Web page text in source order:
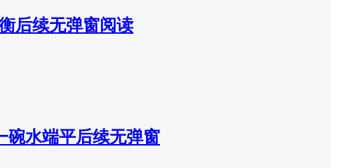
后续无弹窗阅读
碗水端平后续无弹窗